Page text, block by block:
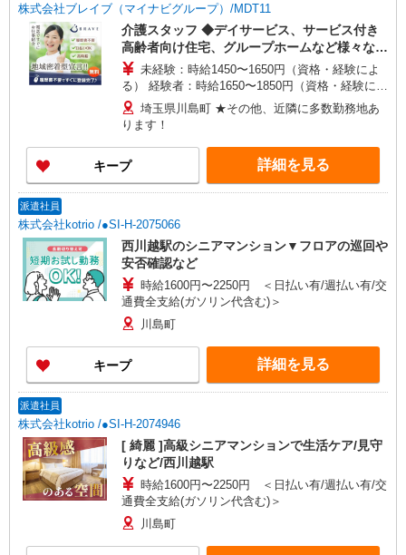
株式会社ブレイブ（マイナビグループ）/MDT11
介護スタッフ ◆デイサービス、サービス付き
高齢者向け住宅、グループホームなど様々な勤
務先から選べます。
未経験：時給1450〜1650円（資格・経験によ
る） 経験者：時給1650〜1850円（資格・経験によ
る） ◎月収例 時給1850円×1日8時間×22日（週5
日）＝32万5600円 ◆昇給あり ◆支払い方法 ※日
払い/週払い/月払い対応も可能です。詳しくは面談
時にご相談ください。 ◆交通費：別途全額支給 ※
当社規定あり
埼玉県川島町 ★その他、近隣に多数勤務地あ
ります！
キープ 詳細を見る
派遣社員
株式会社kotrio /●SI-H-2075066
西川越駅のシニアマンション▼フロアの巡回や
安否確認など
時給1600円〜2250円 ＜日払い有/週払い有/交
通費全支給(ガソリン代含む)＞
川島町
キープ 詳細を見る
派遣社員
株式会社kotrio /●SI-H-2074946
[ 綺麗 ]高級シニアマンションで生活ケア/見守
りなど/西川越駅
時給1600円〜2250円 ＜日払い有/週払い有/交
通費全支給(ガソリン代含む)＞
川島町